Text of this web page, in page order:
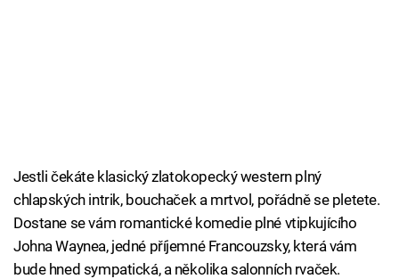
Jestli čekáte klasický zlatokopecký western plný
chlapských intrik, bouchaček a mrtvol, pořádně se pletete.
Dostane se vám romantické komedie plné vtipkujícího
Johna Waynea, jedné příjemné Francouzsky, která vám
bude hned sympatická, a několika salonních rvaček.